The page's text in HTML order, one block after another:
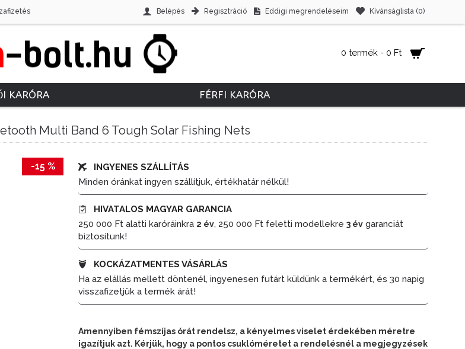
Belépés Regisztráció Eddigi megrendeléseim Kívánságlista (0)
0 termék - 0 Ft
KARÓRA FÉRFI KARÓRA
Multi Band 6 Tough Solar Fishing Nets
-15 %
INGYENES SZÁLLÍTÁS
Minden óránkat ingyen szállítjuk, értékhatár nélkül!
HIVATALOS MAGYAR GARANCIA
250 000 Ft alatti karóráinkra 2 év, 250 000 Ft feletti modellekre 3 év garanciát
biztosítunk!
KOCKÁZATMENTES VÁSÁRLÁS
Ha az elállás mellett döntenél, ingyenesen futárt küldünk a termékért, és 30 napig
visszafizetjük a termék árát!
Amennyiben fémszíjas órát rendelsz, a kényelmes viselet érdekében méretre
igazítjuk azt. Kérjük, hogy a pontos csuklóméretet a rendelésnél a megjegyzések